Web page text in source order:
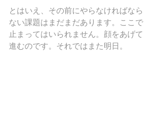
とはいえ、その前にやらなければなら
ない課題はまだまだあります。ここで
止まってはいられません。顔をあげて
進むのです。それではまた明日。